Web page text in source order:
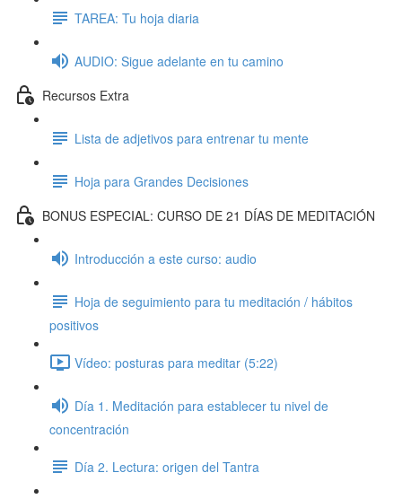
TAREA: Tu hoja diaria
AUDIO: Sigue adelante en tu camino
Recursos Extra
Lista de adjetivos para entrenar tu mente
Hoja para Grandes Decisiones
BONUS ESPECIAL: CURSO DE 21 DÍAS DE MEDITACIÓN
Introducción a este curso: audio
Hoja de seguimiento para tu meditación / hábitos
positivos
Vídeo: posturas para meditar (5:22)
Día 1. Meditación para establecer tu nivel de
concentración
Día 2. Lectura: origen del Tantra